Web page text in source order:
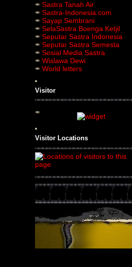
Sastra Tanah Air
Sastra-Indonesia.com
Sayap Sembrani
SelaSastra Boenga Ketjil
Seputar Sastra Indonesia
Seputar Sastra Semesta
Sosial Media Sastra
Wislawa Dewi
World letters
Visitor
Visitor Locations